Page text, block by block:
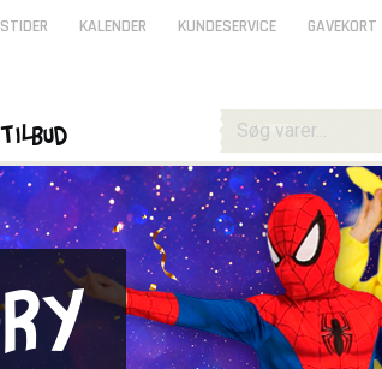
KALENDER KUNDESERVICE GAVEKORT
Tilbud